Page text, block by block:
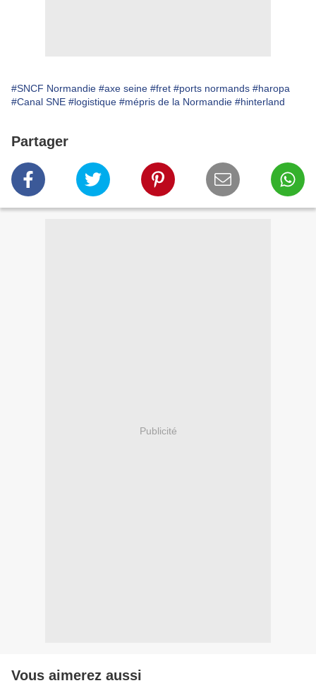
#SNCF Normandie #axe seine #fret #ports normands #haropa
#Canal SNE #logistique #mépris de la Normandie #hinterland
Partager
Publicité
Vous aimerez aussi